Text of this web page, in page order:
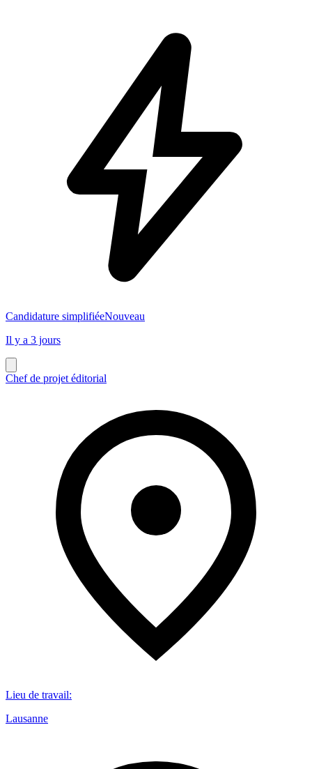
Candidature simplifiéeNouveau
Il y a 3 jours
Chef de projet éditorial
Lieu de travail:
Lausanne